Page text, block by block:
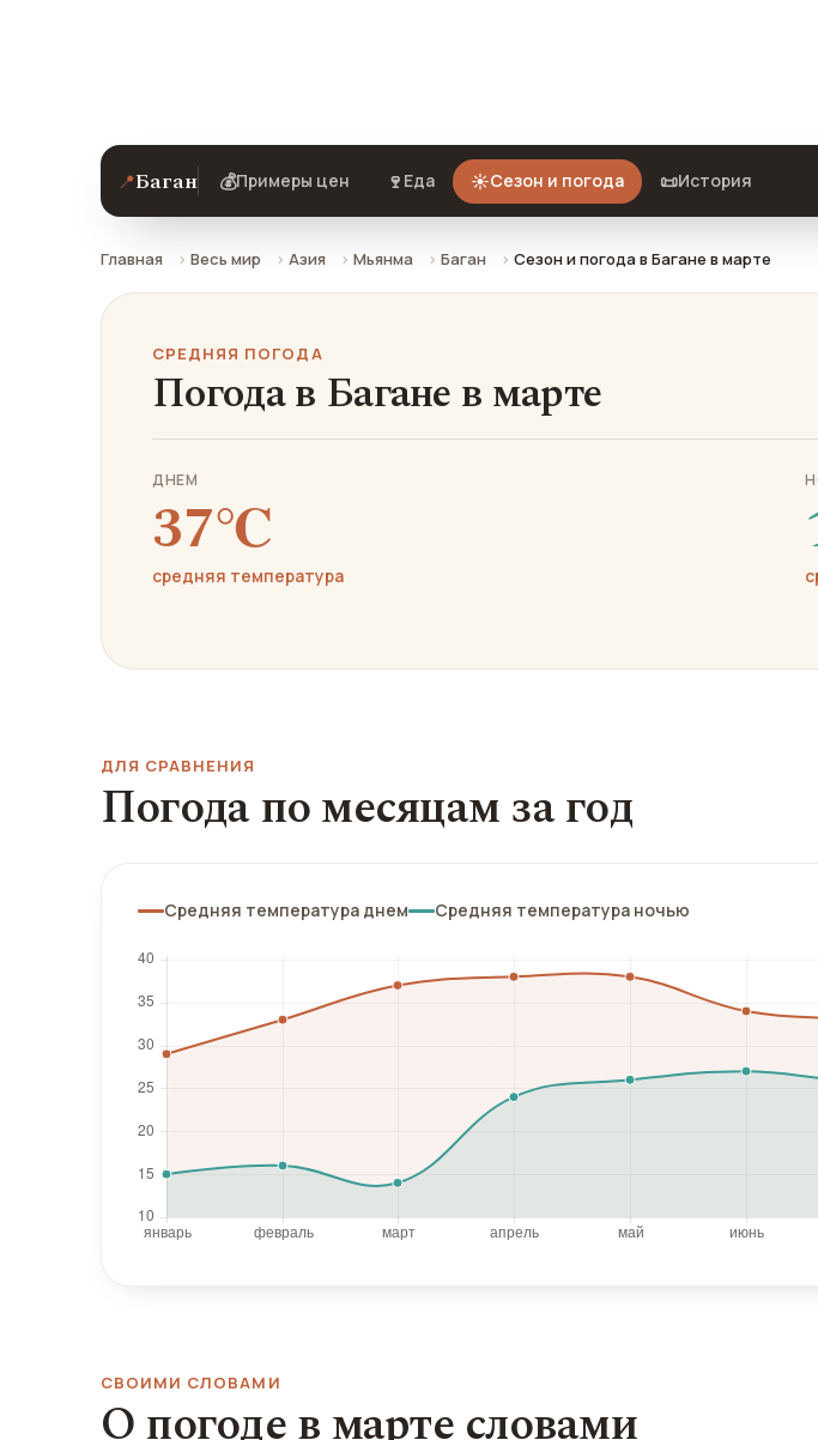
📍Баган 💰Примеры цен 🍷 Еда ☀️Сезон и погода 📜История
Главная Весь мир Азия Мьянма Баган Сезон и погода в Багане в марте
СРЕДНЯЯ ПОГОДА
Погода в Багане в марте
ДНЕМ
37℃
средняя температура
ДЛЯ СРАВНЕНИЯ
Погода по месяцам за год
Средняя температура днем Средняя температура ночью
СВОИМИ СЛОВАМИ
О погоде в марте словами